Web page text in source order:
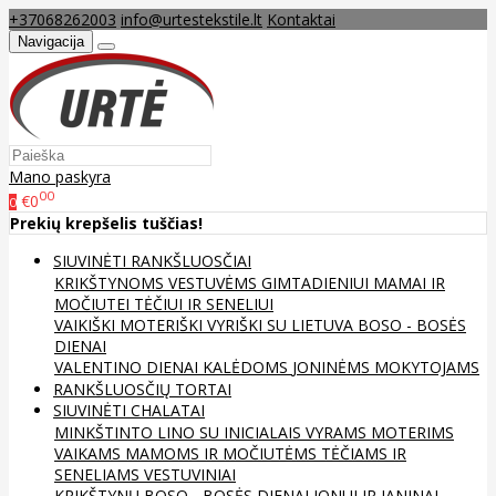
+37068262003 info@urtestekstile.lt Kontaktai
Navigacija
Mano paskyra
0 €000
Prekių krepšelis tuščias!
SIUVINĖTI RANKŠLUOSČIAI
KRIKŠTYNOMS VESTUVĖMS GIMTADIENIUI MAMAI IR
MOČIUTEI TĖČIUI IR SENELIUI
VAIKIŠKI MOTERIŠKI VYRIŠKI SU LIETUVA BOSO - BOSĖS
DIENAI
VALENTINO DIENAI KALĖDOMS JONINĖMS MOKYTOJAMS
RANKŠLUOSČIŲ TORTAI
SIUVINĖTI CHALATAI
MINKŠTINTO LINO SU INICIALAIS VYRAMS MOTERIMS
VAIKAMS MAMOMS IR MOČIUTĖMS TĖČIAMS IR
SENELIAMS VESTUVINIAI